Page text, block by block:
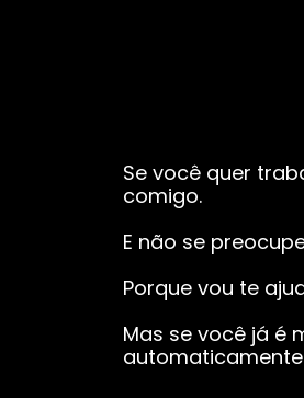
Se você quer
comigo.
E não se
Porque vou te
Mas se você já é